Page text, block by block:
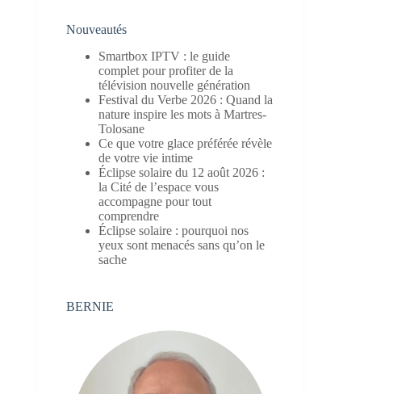
Nouveautés
Smartbox IPTV : le guide
complet pour profiter de la
télévision nouvelle génération
Festival du Verbe 2026 : Quand la
nature inspire les mots à Martres-
Tolosane
Ce que votre glace préférée révèle
de votre vie intime
Éclipse solaire du 12 août 2026 :
la Cité de l’espace vous
accompagne pour tout
comprendre
Éclipse solaire : pourquoi nos
yeux sont menacés sans qu’on le
sache
BERNIE